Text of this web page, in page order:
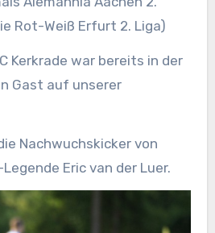
Rot-Weiß Erfurt 2. Liga)
Kerkrade war bereits in der
Gast auf unserer
Nachwuchskicker von
Eric van der Luer.